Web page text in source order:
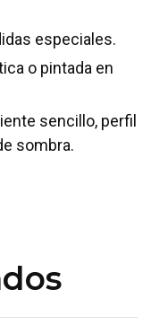
especiales.
o pintada en
sencillo, perfil
sombra.